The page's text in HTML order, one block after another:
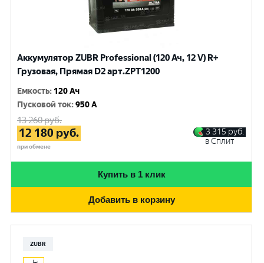
Аккумулятор ZUBR Professional (120 Ач, 12 V) R+
Грузовая, Прямая D2 арт.ZPT1200
Емкость: 120 Ач
Пусковой ток:950 A
13 260руб.
12 180 руб.
при обмене
3 315 руб.
в Сплит
Купить в 1 клик
Добавить в корзину
ZUBR